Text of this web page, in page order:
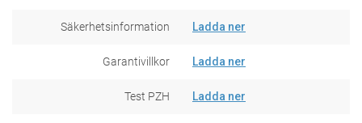
Säkerhetsinformation Ladda ner
Garantivillkor Ladda ner
Test PZH Ladda ner